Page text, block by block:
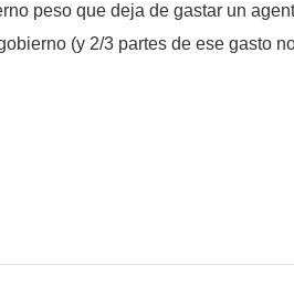
peso que deja de gastar un
(y 2/3 partes de ese gasto